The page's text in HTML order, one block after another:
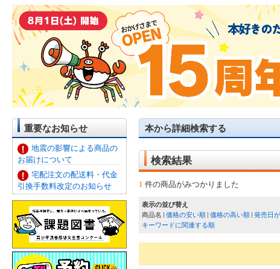
重要なお知らせ
地震の影響による商品の
お届けについて
宅配注文の配送料・代金
引換手数料改定のお知らせ
本から詳細検索する
検索結果
1 件の商品がみつかりました
表示の並び替え
商品名
価格の安い順 価格の高い順 発売日
キーワードに関連する順